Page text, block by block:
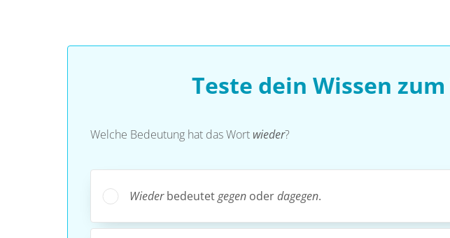
Teste dein Wissen
Welche Bedeutung hat das Wort wieder?
Wiederbedeutetgegen oderdagegen.